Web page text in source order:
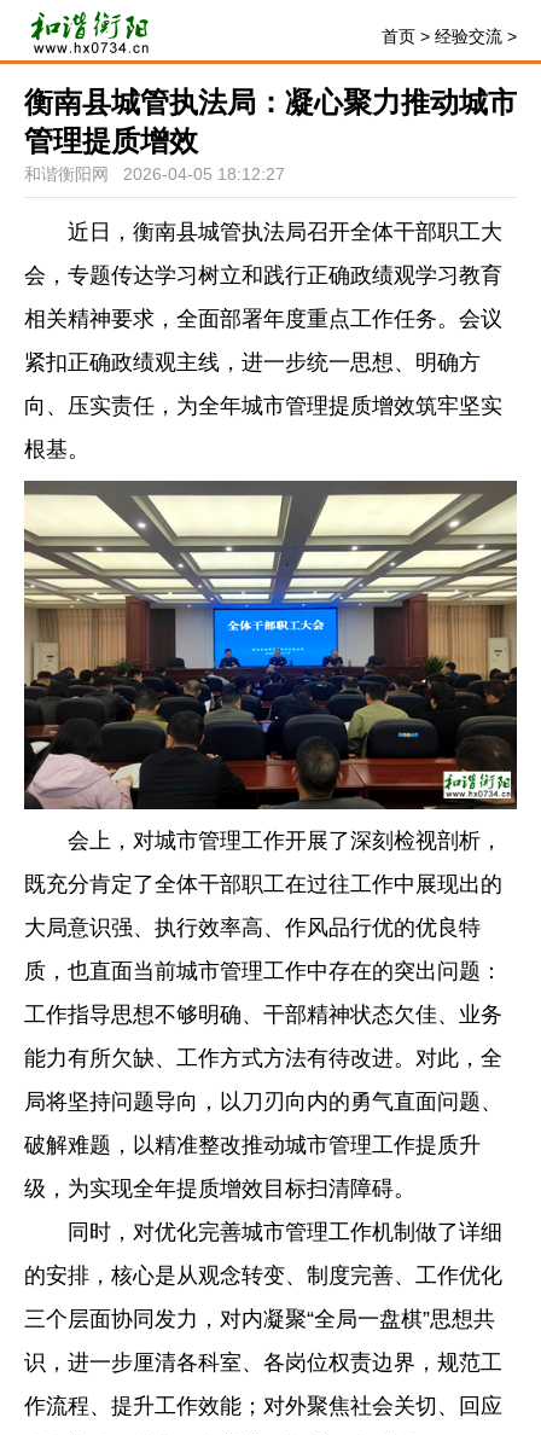
首页 > 经验交流 >
衡南县城管执法局：凝心聚力推动城市
管理提质增效
和谐衡阳网 2026-04-05 18:12:27
近日，衡南县城管执法局召开全体干部职工大
会，专题传达学习树立和践行正确政绩观学习教育
相关精神要求，全面部署年度重点工作任务。会议
紧扣正确政绩观主线，进一步统一思想、明确方
向、压实责任，为全年城市管理提质增效筑牢坚实
根基。
会上，对城市管理工作开展了深刻检视剖析，
既充分肯定了全体干部职工在过往工作中展现出的
大局意识强、执行效率高、作风品行优的优良特
质，也直面当前城市管理工作中存在的突出问题：
工作指导思想不够明确、干部精神状态欠佳、业务
能力有所欠缺、工作方式方法有待改进。对此，全
局将坚持问题导向，以刀刃向内的勇气直面问题、
破解难题，以精准整改推动城市管理工作提质升
级，为实现全年提质增效目标扫清障碍。
同时，对优化完善城市管理工作机制做了详细
的安排，核心是从观念转变、制度完善、工作优化
三个层面协同发力，对内凝聚“全局一盘棋”思想共
识，进一步厘清各科室、各岗位权责边界，规范工
作流程、提升工作效能；对外聚焦社会关切、回应